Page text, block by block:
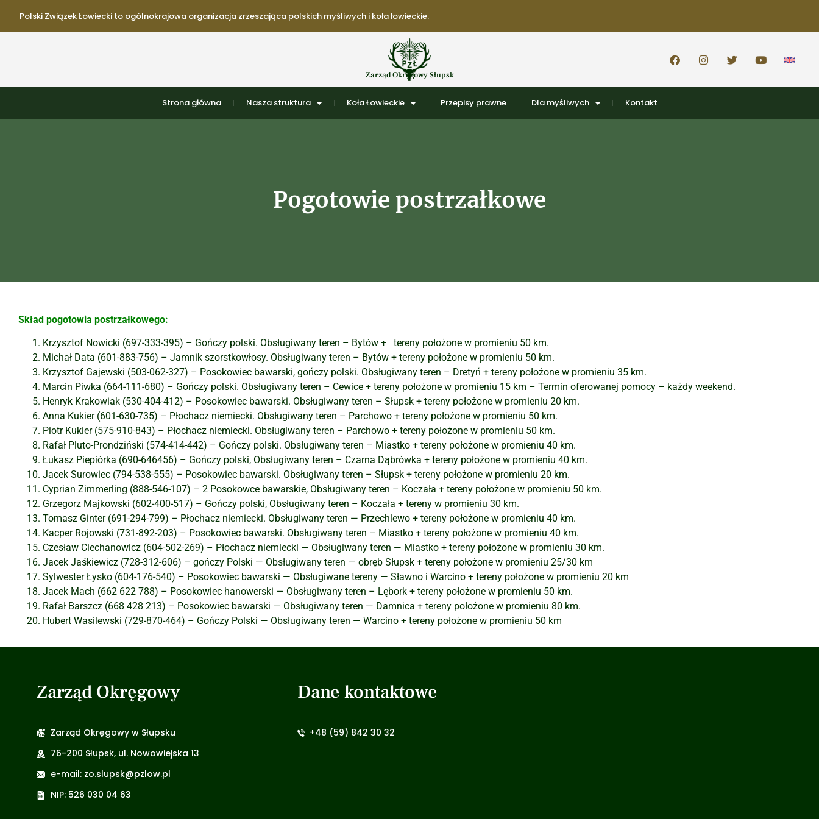
Polski Związek Łowiecki to ogólnokrajowa organizacja zrzeszająca polskich myśliwych i koła łowieckie.
Zarząd Okręgowy Słupsk
Strona główna Nasza struktura Koła Łowieckie Przepisy prawne Dla myśliwych Kontakt
Pogotowie postrzałkowe
Skład pogotowia postrzałkowego:
Krzysztof Nowicki (697-333-395) – Gończy polski. Obsługiwany teren – Bytów + tereny położone w promieniu 50 km.
Michał Data (601-883-756) – Jamnik szorstkowłosy. Obsługiwany teren – Bytów + tereny położone w promieniu 50 km.
Krzysztof Gajewski (503-062-327) – Posokowiec bawarski, gończy polski. Obsługiwany teren – Dretyń + tereny położone w promieniu 35 km.
Marcin Piwka (664-111-680) – Gończy polski. Obsługiwany teren – Cewice + tereny położone w promieniu 15 km – Termin oferowanej pomocy – każdy weekend.
Henryk Krakowiak (530-404-412) – Posokowiec bawarski. Obsługiwany teren – Słupsk + tereny położone w promieniu 20 km.
Anna Kukier (601-630-735) – Płochacz niemiecki. Obsługiwany teren – Parchowo + tereny położone w promieniu 50 km.
Piotr Kukier (575-910-843) – Płochacz niemiecki. Obsługiwany teren – Parchowo + tereny położone w promieniu 50 km.
Rafał Pluto-Prondziński (574-414-442) – Gończy polski. Obsługiwany teren – Miastko + tereny położone w promieniu 40 km.
Łukasz Piepiórka (690-646456) – Gończy polski, Obsługiwany teren – Czarna Dąbrówka + tereny położone w promieniu 40 km.
Jacek Surowiec (794-538-555) – Posokowiec bawarski. Obsługiwany teren – Słupsk + tereny położone w promieniu 20 km.
Cyprian Zimmerling (888-546-107) – 2 Posokowce bawarskie, Obsługiwany teren – Koczała + tereny położone w promieniu 50 km.
Grzegorz Majkowski (602-400-517) – Gończy polski, Obsługiwany teren – Koczała + tereny w promieniu 30 km.
Tomasz Ginter (691-294-799) – Płochacz niemiecki. Obsługiwany teren — Przechlewo + tereny położone w promieniu 40 km.
Kacper Rojowski (731-892-203) – Posokowiec bawarski. Obsługiwany teren – Miastko + tereny położone w promieniu 40 km.
Czesław Ciechanowicz (604-502-269) – Płochacz niemiecki — Obsługiwany teren — Miastko + tereny położone w promieniu 30 km.
Jacek Jaśkiewicz (728-312-606) – gończy Polski — Obsługiwany teren — obręb Słupsk + tereny położone w promieniu 25/30 km
Sylwester Łysko (604-176-540) – Posokowiec bawarski — Obsługiwane tereny — Sławno i Warcino + tereny położone w promieniu 20 km
Jacek Mach (662 622 788) – Posokowiec hanowerski — Obsługiwany teren – Lębork + tereny położone w promieniu 50 km.
Rafał Barszcz (668 428 213) – Posokowiec bawarski — Obsługiwany teren — Damnica + tereny położone w promieniu 80 km.
Hubert Wasilewski (729-870-464) – Gończy Polski — Obsługiwany teren — Warcino + tereny położone w promieniu 50 km
Zarząd Okręgowy
Zarząd Okręgowy w Słupsku
76-200 Słupsk, ul. Nowowiejska 13
e-mail: zo.slupsk@pzlow.pl
NIP: 526 030 04 63
Dane kontaktowe
+48 (59) 842 30 32